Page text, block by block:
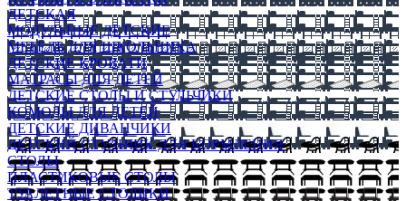
ДЕТСКАЯ
МОДУЛЬНЫЕ ДЕТСКИЕ
МЕБЕЛЬ ДЛЯ ШКОЛЬНИКА
ДЕТСКИЕ КРОВАТИ
МАТРАСЫ ДЛЯ ДЕТЕЙ
ДЕТСКИЕ СТОЛЫ И СТУЛЬЧИКИ
КОМОДЫ ДЛЯ ДЕТЕЙ
ДЕТСКИЕ ДИВАНЧИКИ
ДЕТСКИЙ СТУЛЬЧИК ДЛЯ КОРМЛЕНИЯ
СТОЛЫ
ПЛАСТИКОВЫЕ СТОЛЫ
ТУАЛЕТНЫЕ СТОЛИКИ